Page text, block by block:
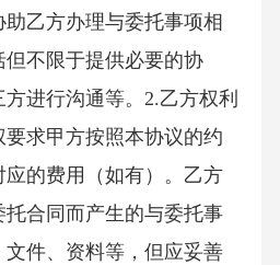
乙方办理与委托事项相
不限于提供必要的协
进行沟通等。2.乙方权利
求甲方按照本协议的约
的费用（如有）。乙方
合同而产生的与委托事
件、资料等，但应妥善